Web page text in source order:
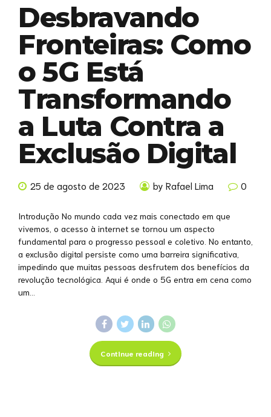
Desbravando
Fronteiras: Como
o 5G Está
Transformando
a Luta Contra a
Exclusão Digital
25 de agosto de 2023 by Rafael Lima 0
Introdução No mundo cada vez mais conectado em que
vivemos, o acesso à internet se tornou um aspecto
fundamental para o progresso pessoal e coletivo. No entanto,
a exclusão digital persiste como uma barreira significativa,
impedindo que muitas pessoas desfrutem dos benefícios da
revolução tecnológica. Aqui é onde o 5G entra em cena como
um...
Continue reading